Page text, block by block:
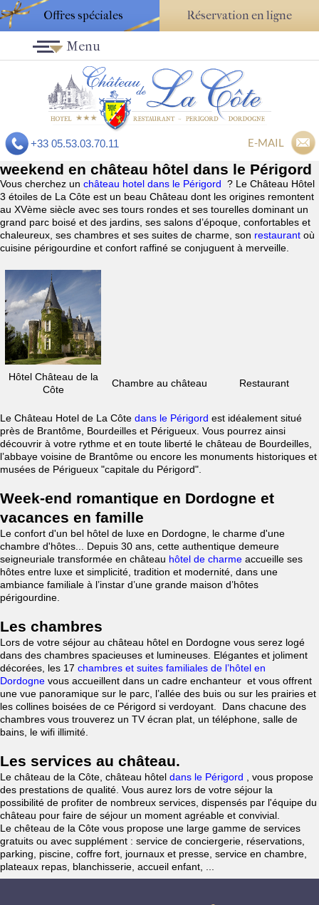
Offres spéciales Réservation en ligne
+33 05.53.03.70.11 E-MAIL
Menu
weekend en château hôtel dans le Périgord
Vous cherchez un château hotel dans le Périgord ? Le Château Hôtel
3 étoiles de La Côte est un beau Château dont les origines remontent
au XVème siècle avec ses tours rondes et ses tourelles dominant un
grand parc boisé et des jardins, ses salons d’époque, confortables et
chaleureux, ses chambres et ses suites de charme, son restaurant où
cuisine périgourdine et confort raffiné se conjuguent à merveille.
Hôtel Château de la
Côte
Chambre au château Restaurant
Le Château Hotel de La Côte dans le Périgord est idéalement situé
près de Brantôme, Bourdeilles et Périgueux. Vous pourrez ainsi
découvrir à votre rythme et en toute liberté le château de Bourdeilles,
l’abbaye voisine de Brantôme ou encore les monuments historiques et
musées de Périgueux "capitale du Périgord".
Week-end romantique en Dordogne et
vacances en famille
Le confort d'un bel hôtel de luxe en Dordogne, le charme d'une
chambre d'hôtes... Depuis 30 ans, cette authentique demeure
seigneuriale transformée en château hôtel de charme accueille ses
hôtes entre luxe et simplicité, tradition et modernité, dans une
ambiance familiale à l’instar d’une grande maison d’hôtes
périgourdine.
Les chambres
Lors de votre séjour au château hôtel en Dordogne vous serez logé
dans des chambres spacieuses et lumineuses. Elégantes et joliment
décorées, les 17 chambres et suites familiales de l’hôtel en
Dordogne vous accueillent dans un cadre enchanteur et vous offrent
une vue panoramique sur le parc, l’allée des buis ou sur les prairies et
les collines boisées de ce Périgord si verdoyant. Dans chacune des
chambres vous trouverez un TV écran plat, un téléphone, salle de
bains, le wifi illimité.
Les services au château.
Le château de la Côte, château hôtel dans le Périgord , vous propose
des prestations de qualité. Vous aurez lors de votre séjour la
possibilité de profiter de nombreux services, dispensés par l'équipe du
château pour faire de séjour un moment agréable et convivial.
Le chêteau de la Côte vous propose une large gamme de services
gratuits ou avec supplément : service de conciergerie, réservations,
parking, piscine, coffre fort, journaux et presse, service en chambre,
plateaux repas, blanchisserie, accueil enfant, ...